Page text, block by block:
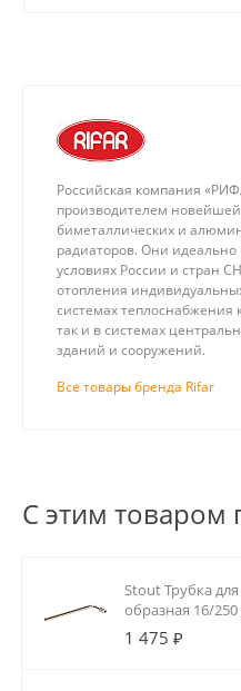
Российская компания
производителем
биметаллических и
радиаторов. Они идеально
условиях России и стран
отопления
системах теплоснабжения
так и в системах
зданий и сооружений.
Все товары бренда Rifar
С этим товаром
Stout Трубка
образная 16/
полиэтилена
1 475 ₽